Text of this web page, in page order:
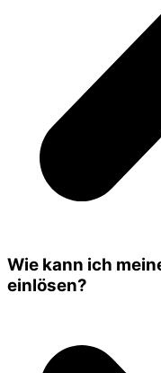
Wie kann ich
einlösen?